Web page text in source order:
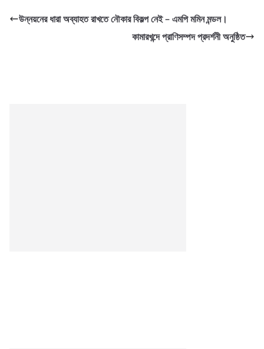
উন্নয়নের ধারা অব্যাহত রাখতে নৌকার বিকল্প নেই – এমপি মমিন মন্ডল।
কামারখন্দে প্রাণিসম্পদ প্রদর্শনী অনুষ্ঠিত